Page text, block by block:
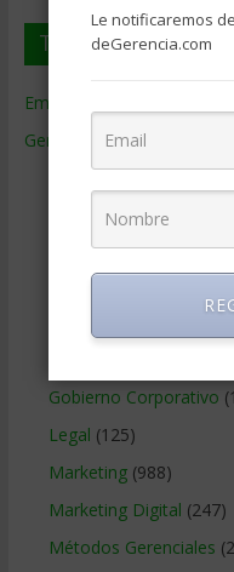
Temas de Gerencia
Empresas de Gerencia
Gerencia
(9.477)
Ciencias Económicas
Contabilidad (466)
Educacion Gerencial
Estrategia Empresarial
Gobierno Corporativo
Legal (125)
Marketing(988)
Marketing Digital (247)
Métodos Gerenciales
Le notificaremos
deGerencia.com